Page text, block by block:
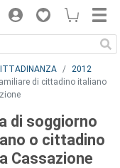
2012
di cittadino italiano
di soggiorno
o cittadino
Cassazione